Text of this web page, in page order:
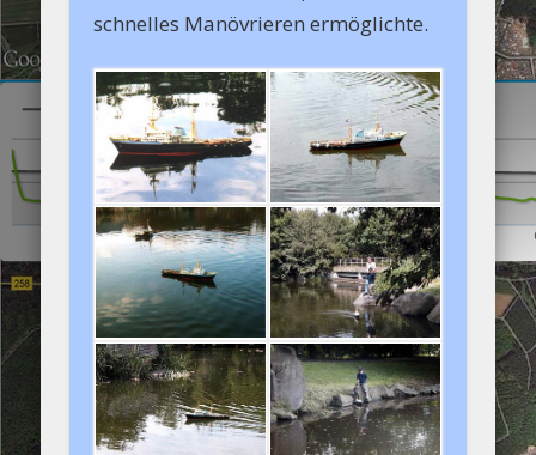
schnelles Manövrieren ermöglichte.